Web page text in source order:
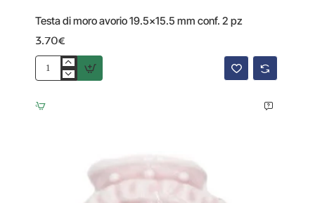
Testa di moro avorio 19.5x15.5 mm conf. 2 pz
3.70€
Testa
moro
avorio